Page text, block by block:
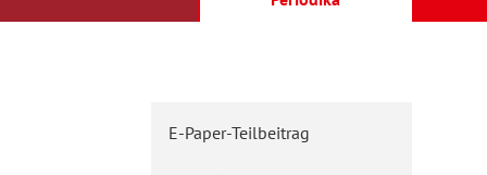
E-Paper-Teilbeitrag